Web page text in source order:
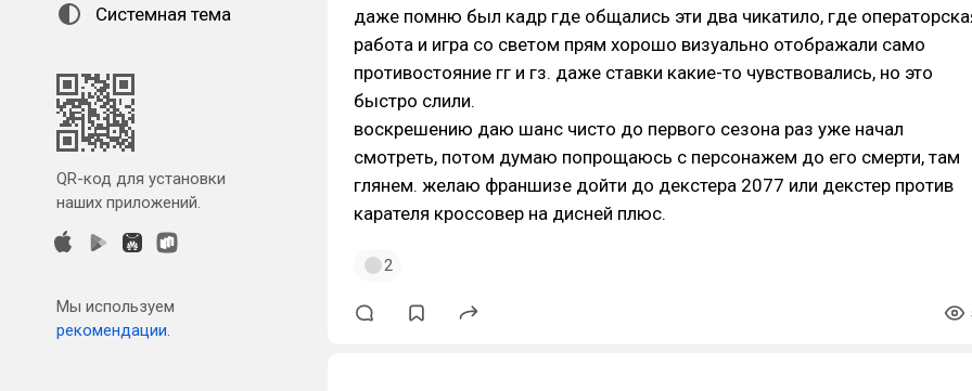
Системная тема
QR-код для установки
наших приложений.
Мы используем
рекомендации.
даже помню был кадр где общались эти два чикатило, где
работа и игра со светом прям хорошо визуально отображали само
противостояние гг и гз. даже ставки какие-то чувствовались, но это
быстро слили.
воскрешению даю шанс чисто до первого сезона раз уже начал
смотреть, потом думаю попрощаюсь с персонажем до его смерти, там
глянем. желаю франшизе дойти до декстера 2077 или декстер против
карателя кроссовер на дисней плюс.
2